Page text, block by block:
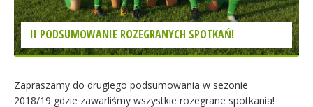
II PODSUMOWANIE ROZEGRANYCH SPOTKAŃ!
Zapraszamy do drugiego podsumowania w sezonie
2018/19 gdzie zawarliśmy wszystkie rozegrane spotkania!